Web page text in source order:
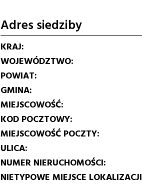
Adres siedziby
KRAJ
WOJEWÓDZTWO
POWIAT
GMINA
MIEJSCOWOŚĆ
KOD POCZTOWY
MIEJSCOWOŚĆ POCZTY
ULICA
NUMER NIERUCHOMOŚCI
NIETYPOWE MIEJSCE LOKALIZACJI